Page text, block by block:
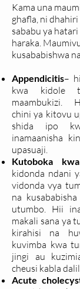
Kama una
ghafla, ni
sababu ya
haraka.
kusababishwa
Appendicitis–
kwa kidole
maambukizi.
chini ya kitovu
shida ipo
inamaanisha
upasuaji.
Kutoboka
kidonda ndani
vidonda vya
na
utumbo. Hii
makali sana ya
kirahisi na
kuvimba kwa
jingi au
cheusi kabla
Acute